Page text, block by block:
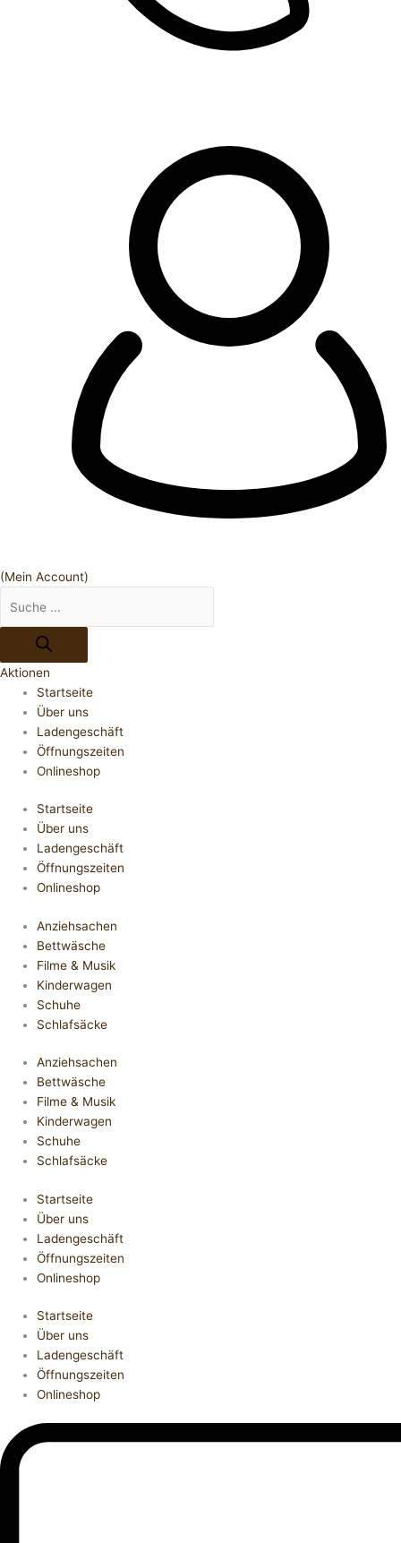
(Mein Account)
Aktionen
Startseite
Über uns
Ladengeschäft
Öffnungszeiten
Onlineshop
Startseite
Über uns
Ladengeschäft
Öffnungszeiten
Onlineshop
Anziehsachen
Bettwäsche
Filme & Musik
Kinderwagen
Schuhe
Schlafsäcke
Anziehsachen
Bettwäsche
Filme & Musik
Kinderwagen
Schuhe
Schlafsäcke
Startseite
Über uns
Ladengeschäft
Öffnungszeiten
Onlineshop
Startseite
Über uns
Ladengeschäft
Öffnungszeiten
Onlineshop